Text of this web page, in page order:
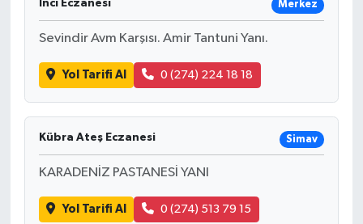
Inci Eczanesi Merkez
Sevindir Avm Karşısı. Amir Tantuni Yanı.
Yol Tarifi Al 0 (274) 224 18 18
Kübra Ateş Eczanesi Simav
KARADENİZ PASTANESİ YANI
Yol Tarifi Al 0 (274) 513 79 15